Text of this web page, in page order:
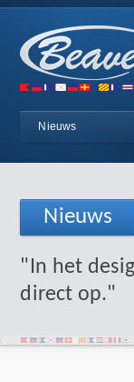
Nieuws
Nieuws
"In het
direct op."